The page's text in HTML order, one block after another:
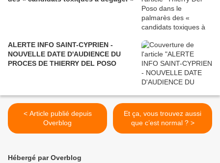
ALERTE INFO SAINT-CYPRIEN -
NOUVELLE DATE D'AUDIENCE DU
PROCES DE THIERRY DEL POSO
< Article publié depuis
Overblog
Et ça, vous trouvez aussi
que c’est normal ? >
Hébergé par Overblog